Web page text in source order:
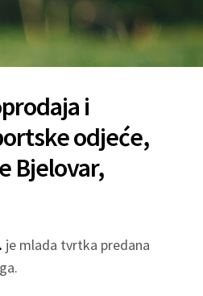
i
odjeće,
Bjelovar,
je mlada tvrtka predana